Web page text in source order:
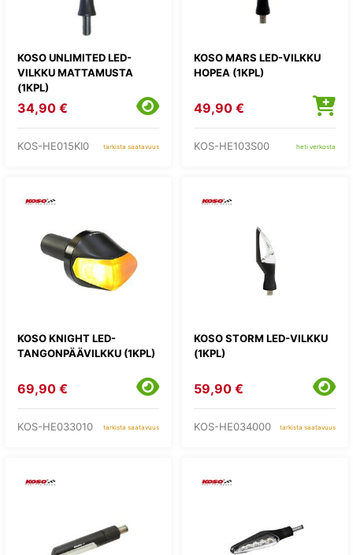
KOSO UNLIMITED LED-
VILKKU MATTAMUSTA
(1KPL)
34,90 €
KOS-HE015KI0 tarkista saatavuus
KOSO MARS LED-VILKKU
HOPEA (1KPL)
49,90 €
KOS-HE103S00 heti verkosta
KOSO KNIGHT LED-
TANGONPÄÄVILKKU (1KPL)
69,90 €
KOS-HE033010 tarkista saatavuus
KOSO STORM LED-VILKKU
(1KPL)
59,90 €
KOS-HE034000 tarkista saatavuus